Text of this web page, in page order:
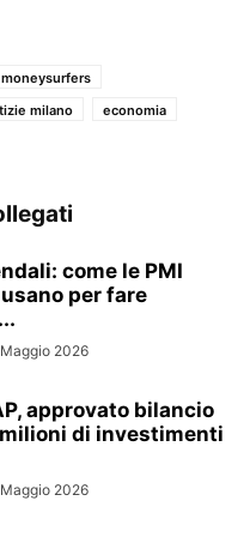
moneysurfers
milano
economia
come le PMI
per fare
2026
approvato bilancio
di investimenti
2026